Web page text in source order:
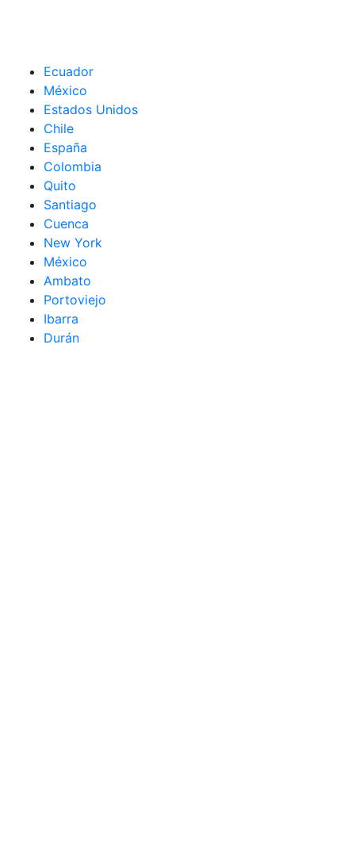
Ecuador
México
Estados Unidos
Chile
España
Colombia
Quito
Santiago
Cuenca
New York
México
Ambato
Portoviejo
Ibarra
Durán